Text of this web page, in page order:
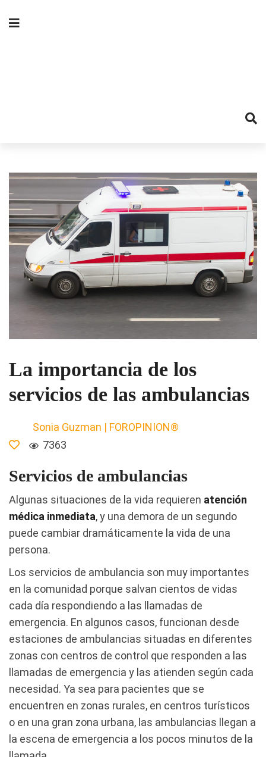
La importancia de los
servicios de las ambulancias
Sonia Guzman | FOROPINION®
7363
Servicios de ambulancias
Algunas situaciones de la vida requieren atención
médica inmediata, y una demora de un segundo
puede cambiar dramáticamente la vida de una
persona.
Los servicios de ambulancia son muy importantes
en la comunidad porque salvan cientos de vidas
cada día respondiendo a las llamadas de
emergencia. En algunos casos, funcionan desde
estaciones de ambulancias situadas en diferentes
zonas con centros de control que responden a las
llamadas de emergencia y las atienden según cada
necesidad. Ya sea para pacientes que se
encuentren en zonas rurales, en centros turísticos
o en una gran zona urbana, las ambulancias llegan a
la escena de emergencia a los pocos minutos de la